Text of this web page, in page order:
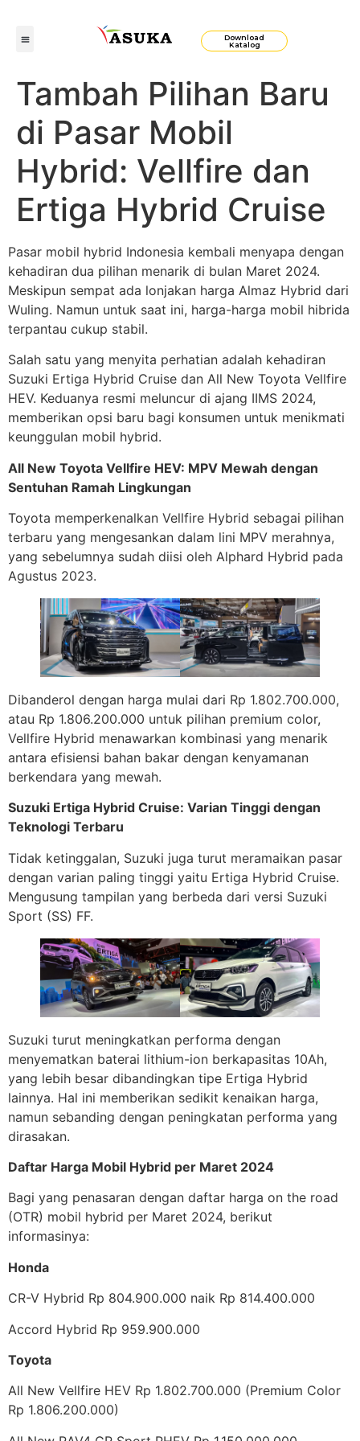
Download
Katalog
Tambah Pilihan Baru
di Pasar Mobil
Hybrid: Vellfire dan
Ertiga Hybrid Cruise
Pasar mobil hybrid Indonesia kembali menyapa dengan
kehadiran dua pilihan menarik di bulan Maret 2024.
Meskipun sempat ada lonjakan harga Almaz Hybrid dari
Wuling. Namun untuk saat ini, harga-harga mobil hibrida
terpantau cukup stabil.
Salah satu yang menyita perhatian adalah kehadiran
Suzuki Ertiga Hybrid Cruise dan All New Toyota Vellfire
HEV. Keduanya resmi meluncur di ajang IIMS 2024,
memberikan opsi baru bagi konsumen untuk menikmati
keunggulan mobil hybrid.
All New Toyota Vellfire HEV: MPV Mewah dengan
Sentuhan Ramah Lingkungan
Toyota memperkenalkan Vellfire Hybrid sebagai pilihan
terbaru yang mengesankan dalam lini MPV merahnya,
yang sebelumnya sudah diisi oleh Alphard Hybrid pada
Agustus 2023.
Dibanderol dengan harga mulai dari Rp 1.802.700.000,
atau Rp 1.806.200.000 untuk pilihan premium color,
Vellfire Hybrid menawarkan kombinasi yang menarik
antara efisiensi bahan bakar dengan kenyamanan
berkendara yang mewah.
Suzuki Ertiga Hybrid Cruise: Varian Tinggi dengan
Teknologi Terbaru
Tidak ketinggalan, Suzuki juga turut meramaikan pasar
dengan varian paling tinggi yaitu Ertiga Hybrid Cruise.
Mengusung tampilan yang berbeda dari versi Suzuki
Sport (SS) FF.
Suzuki turut meningkatkan performa dengan
menyematkan baterai lithium-ion berkapasitas 10Ah,
yang lebih besar dibandingkan tipe Ertiga Hybrid
lainnya. Hal ini memberikan sedikit kenaikan harga,
namun sebanding dengan peningkatan performa yang
dirasakan.
Daftar Harga Mobil Hybrid per Maret 2024
Bagi yang penasaran dengan daftar harga on the road
(OTR) mobil hybrid per Maret 2024, berikut
informasinya:
Honda
CR-V Hybrid Rp 804.900.000 naik Rp 814.400.000
Accord Hybrid Rp 959.900.000
Toyota
All New Vellfire HEV Rp 1.802.700.000 (Premium Color
Rp 1.806.200.000)